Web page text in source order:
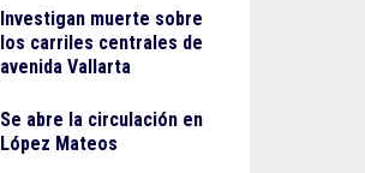
Investigan muerte sobre
los carriles centrales de
avenida Vallarta
Se abre la circulación en
López Mateos